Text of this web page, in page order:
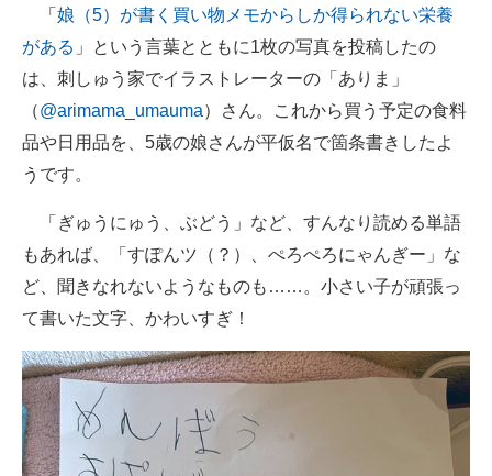
エレクトロニクス専門サイト
電子設計の基本と応用
エネルギーの専門メディア
建設×テクノロジーの最前線
ちょっと気になるネットの話題
「 娘（5）が書く買い物メモからしか得られない栄養
がある 」という言葉とともに1枚の写真を投稿したの
は、刺しゅう家でイラストレーターの「ありま」
（@arimama_umauma）さん。これから買う予定の食料
品や日用品を、5歳の娘さんが平仮名で箇条書きしたよ
うです。
「ぎゅうにゅう、ぶどう」など、すんなり読める単語
もあれば、「すぽんツ（？）、ぺろぺろにゃんぎー」な
ど、聞きなれないようなものも……。小さい子が頑張っ
て書いた文字、かわいすぎ！